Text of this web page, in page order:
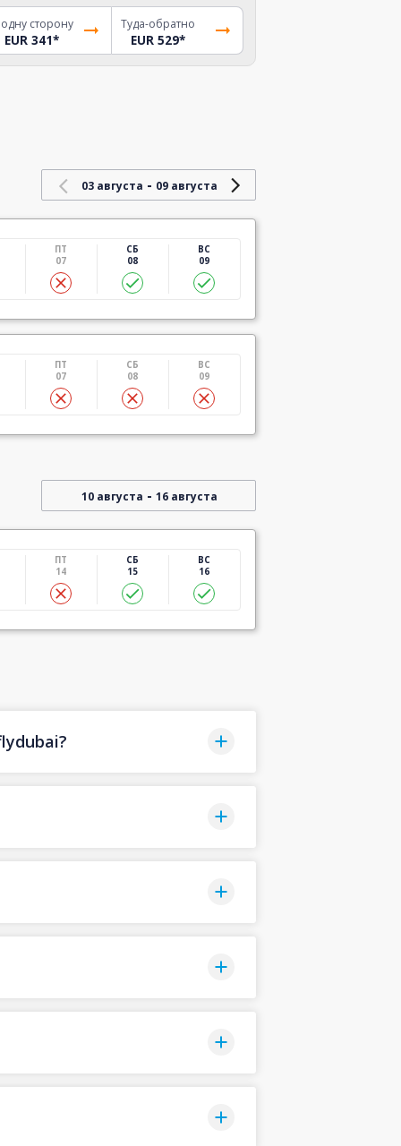
сторону
EUR 341*
Туда-обратно
EUR 529*
03 августа - 09 августа
ПТ
07
СБ
08
ВС
09
ПТ
07
СБ
08
ВС
09
10 августа - 16 августа
ПТ
14
СБ
15
ВС
16